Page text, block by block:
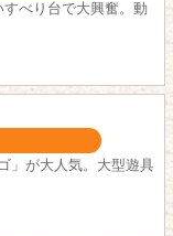
べり台で大興奮。動
」が大人気。大型遊具